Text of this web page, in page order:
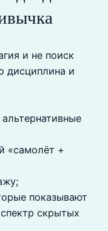
и не поиск
дисциплина и
«самолёт +
показывают
скрытых